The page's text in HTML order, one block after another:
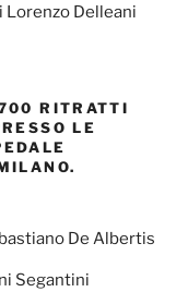
Delleani
RITRATTI
LE
De Albertis
Segantini